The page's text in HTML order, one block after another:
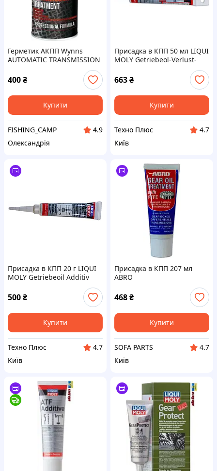
Герметик АКПП Wynns
AUTOMATIC TRANSMISSION
64544
400₴
Купити
FISHING_CAMP
4.9
Олександрія
Присадка в КПП 50 мл LIQUI
MOLY Getriebeol-Verlust-
трансм. масла)
663₴
Купити
Техно Плюс
4.7
Київ
Присадка в КПП 20 г LIQUI
MOLY Getriebeoil Additiv
(антифрикційна присадка в
трансм. оливу)
500₴
Купити
Техно Плюс
4.7
Київ
Присадка в КПП 207 мл
ABRO
468₴
Купити
SOFA PARTS
4.7
Київ